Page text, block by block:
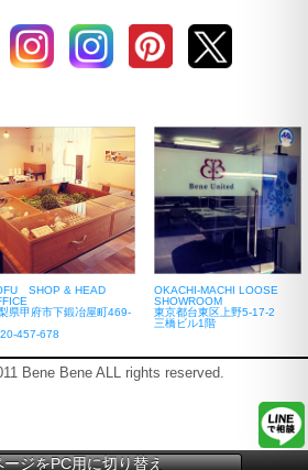
SHOP & HEAD
県甲府市下鍛冶屋町469-
457-678
OKACHI-MACHI LOOSE
SHOWROOM
東京都台東区上野5-17-2
三橋ビル1階
Bene Bene ALL rights reserved.
ージをPC用に切り替え